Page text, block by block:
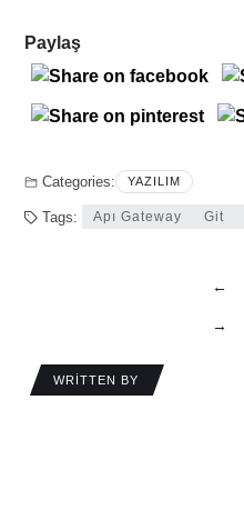
Paylaş
Categories: YAZILIM
Tags: Apı Gateway Git
←
→
WRITTEN BY